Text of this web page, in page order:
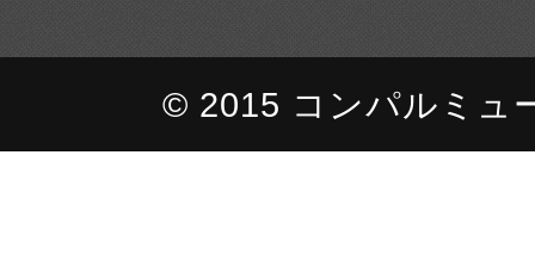
© 2015 コンパルミュ